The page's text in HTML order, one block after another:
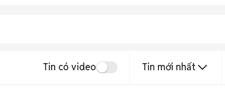
Tin có video Tin mới nhất